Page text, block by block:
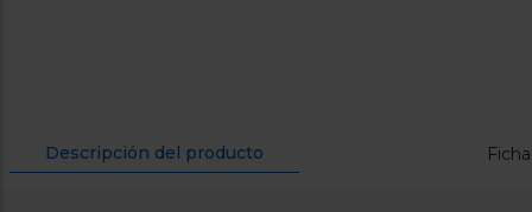
Descripción del producto